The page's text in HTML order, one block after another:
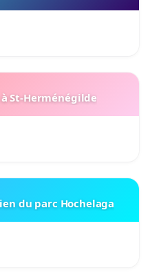
St-Herménégilde
du parc Hochelaga